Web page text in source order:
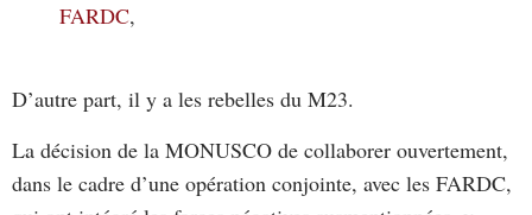
FARDC,
D’autre part, il y a les rebelles du M23.
La décision de la MONUSCO de collaborer ouvertement,
dans le cadre d’une opération conjointe, avec les FARDC,